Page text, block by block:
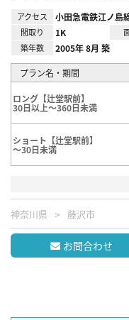
アクセス 小田急電鉄江ノ島
間取り 1K
築年数 2005年 8月 築
プラン名・期間
ロング【辻堂駅前】
30日以上～360日未満
ショート【辻堂駅前】
～30日未満
神奈川県 藤沢市
お問合わせ